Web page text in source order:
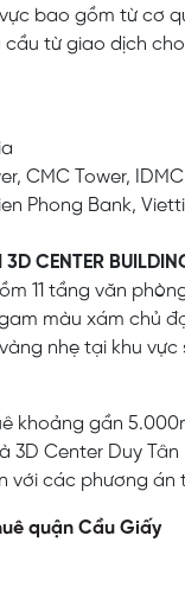
bao gồm từ cơ
từ giao dịch
CMC Tower,
Phong Bank,
CENTER
11 tầng văn
màu xám chủ
nhẹ tại khu
khoảng gần
3D Center Duy
với các phương án
quận Cầu Giấy